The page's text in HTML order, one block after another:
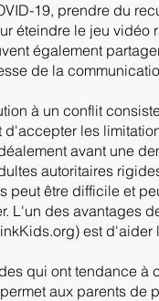
19, prendre du
éteindre le jeu
également
de la
à un conflit
les
avant une
autoritaires
peut être difficile et
L'un des avantages
est
qui ont tendance à
aux parents